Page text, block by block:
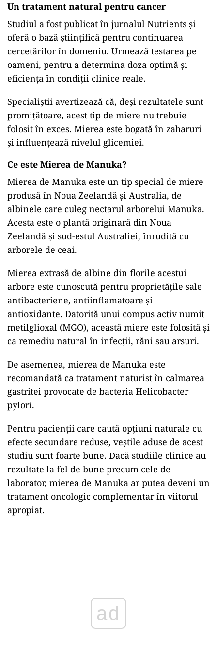
Un tratament natural pentru cancer
Studiul a fost publicat în jurnalul Nutrients și
oferă o bază științifică pentru continuarea
cercetărilor în domeniu. Urmează testarea pe
oameni, pentru a determina doza optimă și
eficiența în condiții clinice reale.
Specialiștii avertizează că, deși rezultatele sunt
promițătoare, acest tip de miere nu trebuie
folosit în exces. Mierea este bogată în zaharuri
și influențează nivelul glicemiei.
Ce este Mierea de Manuka?
Mierea de Manuka este un tip special de miere
produsă în Noua Zeelandă și Australia, de
albinele care culeg nectarul arborelui Manuka.
Acesta este o plantă originară din Noua
Zeelandă și sud-estul Australiei, înrudită cu
arborele de ceai.
Mierea extrasă de albine din florile acestui
arbore este cunoscută pentru proprietățile sale
antibacteriene, antiinflamatoare și
antioxidante. Datorită unui compus activ numit
metilglioxal (MGO), această miere este folosită și
ca remediu natural în infecții, răni sau arsuri.
De asemenea, mierea de Manuka este
recomandată ca tratament naturist în calmarea
gastritei provocate de bacteria Helicobacter
pylori.
Pentru pacienții care caută opțiuni naturale cu
efecte secundare reduse, veștile aduse de acest
studiu sunt foarte bune. Dacă studiile clinice au
rezultate la fel de bune precum cele de
laborator, mierea de Manuka ar putea deveni un
tratament oncologic complementar în viitorul
apropiat.
ad